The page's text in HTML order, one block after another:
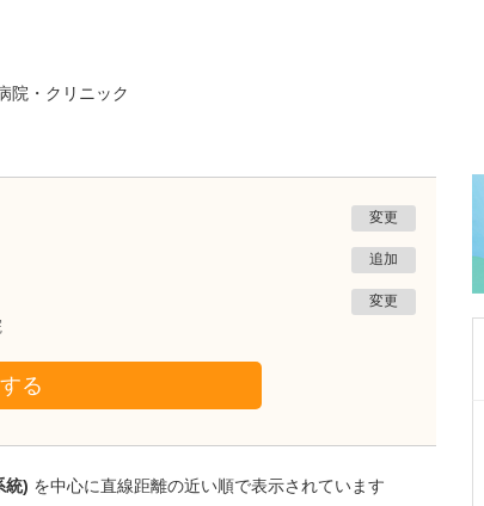
院・クリニック
変更
追加
変更
る
統) を中心に直線距離の近い順で表示されています
緑ヶ丘クリニック
新田 翔 院長